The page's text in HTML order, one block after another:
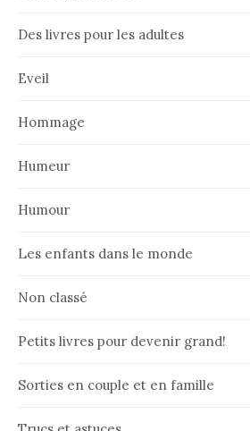
Des livres pour les adultes
Eveil
Hommage
Humeur
Humour
Les enfants dans le monde
Non classé
Petits livres pour devenir grand!
Sorties en couple et en famille